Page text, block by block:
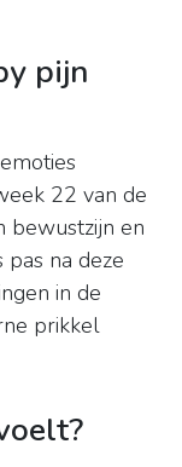
pijn
22 van de
bewustzijn en
na deze
in de
prikkel